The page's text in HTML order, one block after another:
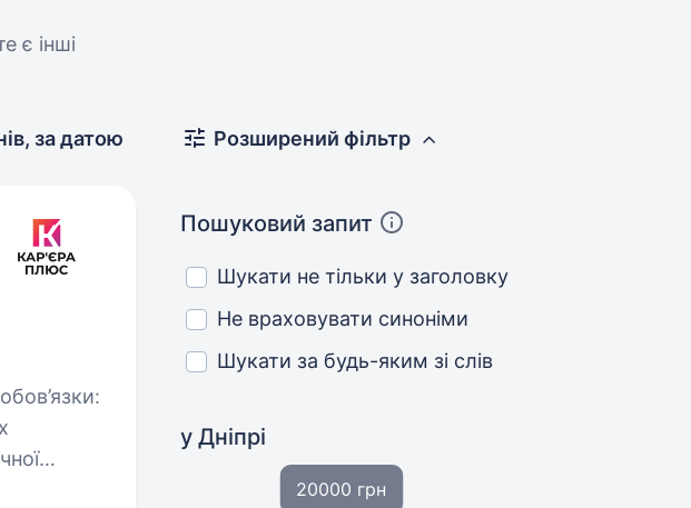
є інші
за датою Розширений фільтр
Пошуковий запит
Шукати не тільки у заголовку
Не враховувати синоніми
Шукати за будь-яким зі слів
у Дніпрі
20000 грн